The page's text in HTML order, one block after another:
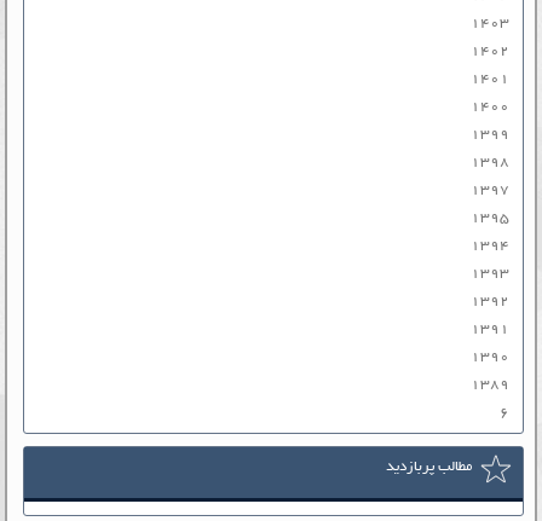
۱۴۰۳
۱۴۰۲
۱۴۰۱
۱۴۰۰
۱۳۹۹
۱۳۹۸
۱۳۹۷
۱۳۹۵
۱۳۹۴
۱۳۹۳
۱۳۹۲
۱۳۹۱
۱۳۹۰
۱۳۸۹
۶
مطالب پربازدید